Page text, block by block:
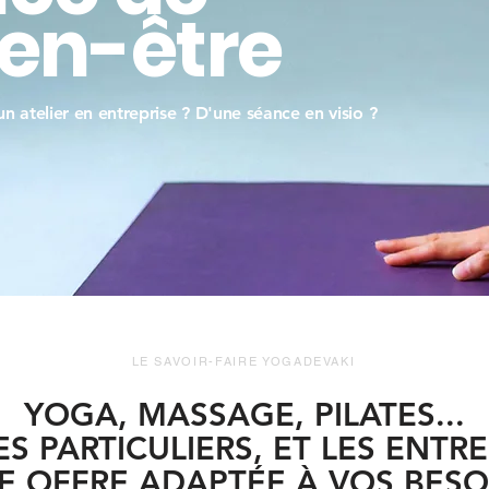
être
atelier en entreprise ? D'une séance en visio ?
LE SAVOIR-FAIRE YOGADEVAKI
YOGA, MASSAGE, PILATES...
PARTICULIERS, ET LES